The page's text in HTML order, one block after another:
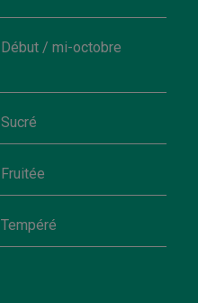
Début / mi-octobre
Sucré
Fruitée
Tempéré